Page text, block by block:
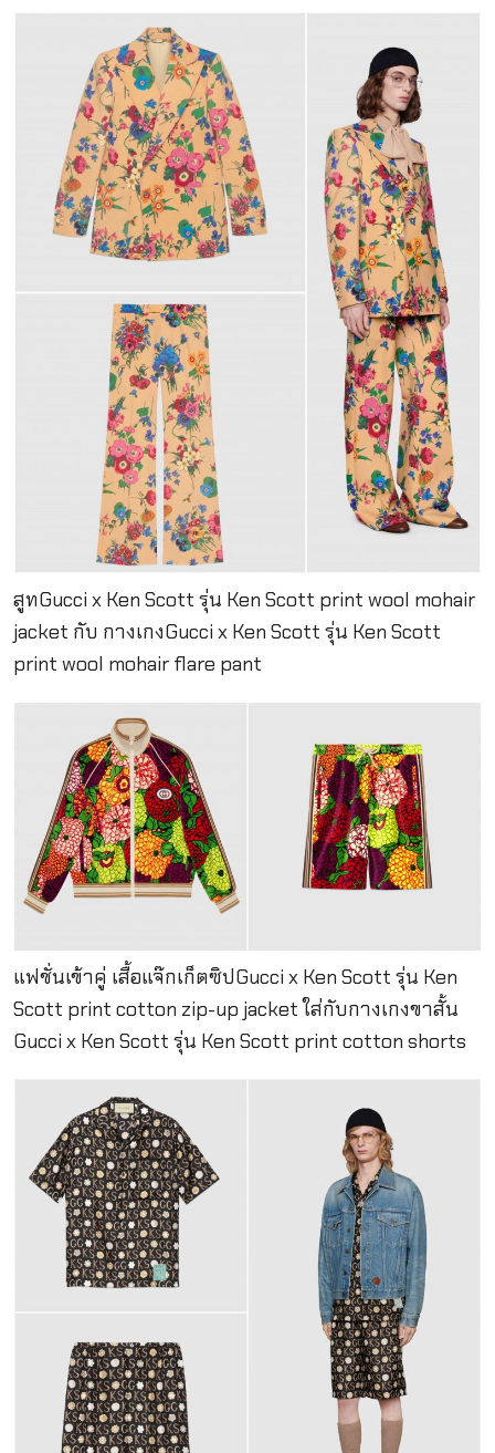
สูทGucci x Ken Scott รุ่น Ken Scott print wool mohair
jacket กับ กางเกงGucci x Ken Scott รุ่น Ken Scott
print wool mohair flare pant
แฟชั่นเข้าคู่ เสื้อแจ๊กเก็ตซิปGucci x Ken Scott รุ่น Ken
Scott print cotton zip-up jacket ใส่กับกางเกงขาสั้น
Gucci x Ken Scott รุ่น Ken Scott print cotton shorts